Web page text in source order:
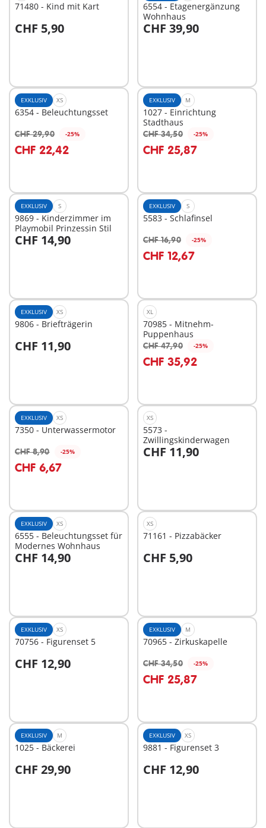
71480 - Kind mit Kart
CHF 5,90
In den Warenkorb
6554 - Etagenergänzung
Wohnhaus
CHF 39,90
In den Warenkorb
EXKLUSIV XS
6354 - Beleuchtungsset
CHF 29,90 -25%
CHF 22,42
In den Warenkorb
EXKLUSIV M
1027 - Einrichtung
Stadthaus
CHF 34,50 -25%
CHF 25,87
In den Warenkorb
EXKLUSIV S
9869 - Kinderzimmer im
Playmobil Prinzessin Stil
CHF 14,90
In den Warenkorb
EXKLUSIV S
5583 - Schlafinsel
CHF 16,90 -25%
CHF 12,67
In den Warenkorb
EXKLUSIV XS
9806 - Briefträgerin
CHF 11,90
In den Warenkorb
XL
70985 - Mitnehm-
Puppenhaus
CHF 47,90 -25%
CHF 35,92
In den Warenkorb
EXKLUSIV XS
7350 - Unterwassermotor
CHF 8,90 -25%
CHF 6,67
In den Warenkorb
XS
5573 -
Zwillingskinderwagen
CHF 11,90
In den Warenkorb
EXKLUSIV XS
6555 - Beleuchtungsset für
Modernes Wohnhaus
CHF 14,90
In den Warenkorb
XS
71161 - Pizzabäcker
CHF 5,90
In den Warenkorb
EXKLUSIV XS
70756 - Figurenset 5
CHF 12,90
In den Warenkorb
EXKLUSIV M
70965 - Zirkuskapelle
CHF 34,50 -25%
CHF 25,87
In den Warenkorb
EXKLUSIV M
1025 - Bäckerei
CHF 29,90
In den Warenkorb
EXKLUSIV XS
9881 - Figurenset 3
CHF 12,90
In den Warenkorb